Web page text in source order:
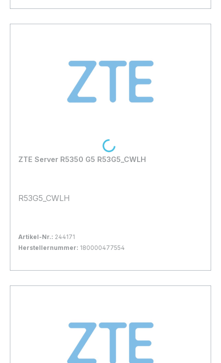
In den Warenkorb
ZTE Server R5350 G5 R53G5_CWLH
R53G5_CWLH
Artikel-Nr.: 244171
Herstellernummer: 180000477554
In den Warenkorb
Loading...